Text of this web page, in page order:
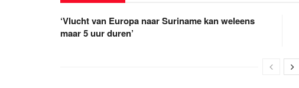
‘Vlucht van Europa naar Suriname kan weleens
maar 5 uur duren’